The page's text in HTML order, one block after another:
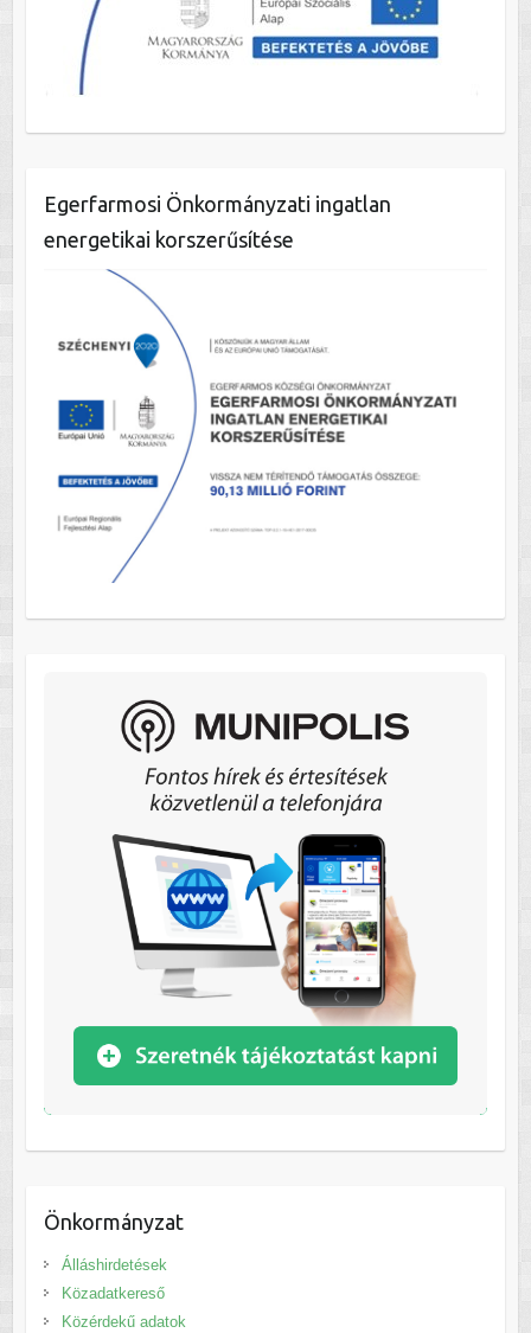
Egerfarmosi Önkormányzati ingatlan
energetikai korszerűsítése
Önkormányzat
Álláshirdetések
Közadatkereső
Közérdekű adatok